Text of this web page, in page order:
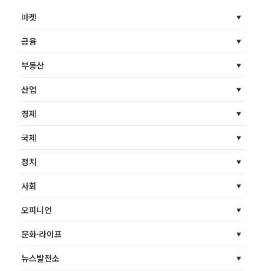
마켓
금융
부동산
산업
경제
국제
정치
사회
오피니언
문화·라이프
뉴스발전소